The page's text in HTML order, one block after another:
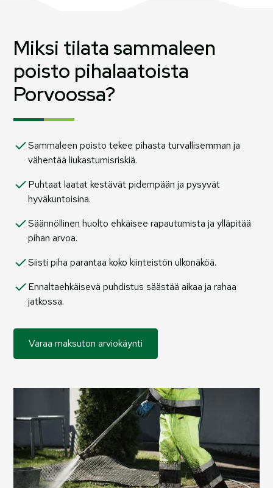
Miksi tilata sammaleen
poisto pihalaatoista
Porvoossa?
Sammaleen poisto tekee pihasta turvallisemman ja
vähentää liukastumisriskiä.
Puhtaat laatat kestävät pidempään ja pysyvät
hyväkuntoisina.
Säännöllinen huolto ehkäisee rapautumista ja ylläpitää
pihan arvoa.
Siisti piha parantaa koko kiinteistön ulkonäköä.
Ennaltaehkäisevä puhdistus säästää aikaa ja rahaa
jatkossa.
Varaa maksuton arviokäynti